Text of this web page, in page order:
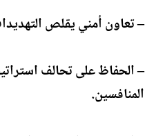
– تعاون أمني يقلص
– الحفاظ على تحالف
المنافسين.